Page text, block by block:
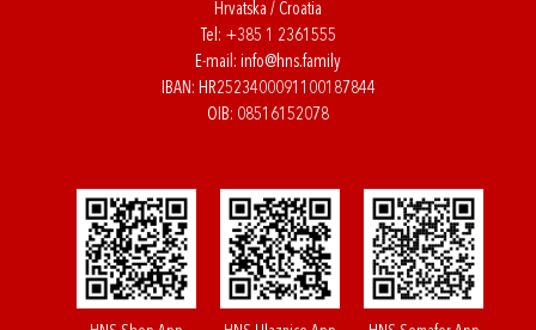
Hrvatska / Croatia
Tel: +385 1 2361555
E-mail: info@hns.family
IBAN: HR2523400091100187844
OIB: 08516152078